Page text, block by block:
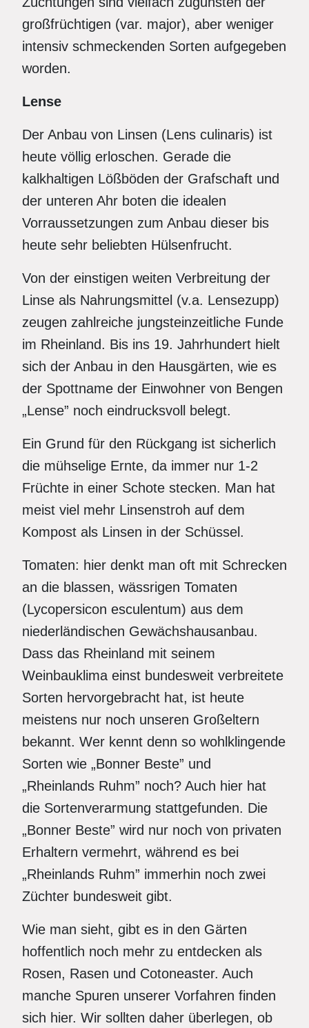
großfrüchtigen (var. major), aber weniger
intensiv schmeckenden Sorten aufgegeben
worden.
Lense
Der Anbau von Linsen (Lens culinaris) ist
heute völlig erloschen. Gerade die
kalkhaltigen Lößböden der Grafschaft und
der unteren Ahr boten die idealen
Vorraussetzungen zum Anbau dieser bis
heute sehr beliebten Hülsenfrucht.
Von der einstigen weiten Verbreitung der
Linse als Nahrungsmittel (v.a. Lensezupp)
zeugen zahlreiche jungsteinzeitliche Funde
im Rheinland. Bis ins 19. Jahrhundert hielt
sich der Anbau in den Hausgärten, wie es
der Spottname der Einwohner von Bengen
„Lense” noch eindrucksvoll belegt.
Ein Grund für den Rückgang ist sicherlich
die mühselige Ernte, da immer nur 1-2
Früchte in einer Schote stecken. Man hat
meist viel mehr Linsenstroh auf dem
Kompost als Linsen in der Schüssel.
Tomaten: hier denkt man oft mit Schrecken
an die blassen, wässrigen Tomaten
(Lycopersicon esculentum) aus dem
niederländischen Gewächshausanbau.
Dass das Rheinland mit seinem
Weinbauklima einst bundesweit verbreitete
Sorten hervorgebracht hat, ist heute
meistens nur noch unseren Großeltern
bekannt. Wer kennt denn so wohlklingende
Sorten wie „Bonner Beste” und
„Rheinlands Ruhm” noch? Auch hier hat
die Sortenverarmung stattgefunden. Die
„Bonner Beste” wird nur noch von privaten
Erhaltern vermehrt, während es bei
„Rheinlands Ruhm” immerhin noch zwei
Züchter bundesweit gibt.
Wie man sieht, gibt es in den Gärten
hoffentlich noch mehr zu entdecken als
Rosen, Rasen und Cotoneaster. Auch
manche Spuren unserer Vorfahren finden
sich hier. Wir sollten daher überlegen, ob